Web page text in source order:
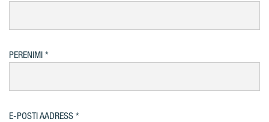
PERENIMI
E-POSTI AADRESS